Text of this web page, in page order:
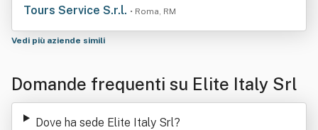
Tours Service S.r.l. • Roma, RM
Vedi più aziende simili
Domande frequenti su Elite Italy Srl
Dove ha sede Elite Italy Srl?